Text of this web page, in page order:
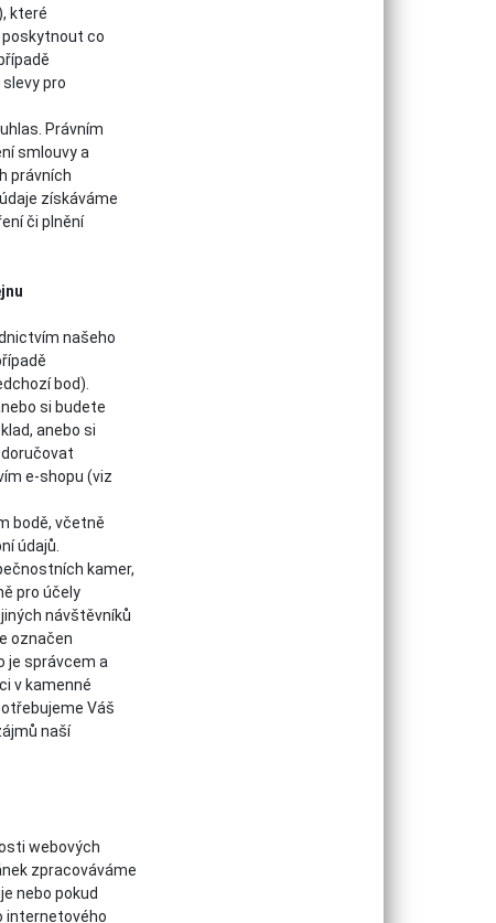
které
poskytnout co
pro
Právním
smlouvy a
právních
získáváme
či plnění
našeho
bod).
si budete
anebo si
e-shopu (viz
bodě, včetně
údajů.
kamer,
pro účely
návštěvníků
označen
je správcem a
v kamenné
Váš
naší
webových
zpracováváme
nebo pokud
internetového